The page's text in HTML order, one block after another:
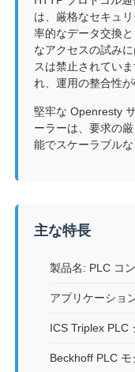
ホーム
製品
企業情報
品質管理
お問い合わせ
は、厳格なセキュ
率的なデータ交換
なアクセスの試み
スは禁止されてい
れ、運用の整合性が
堅牢な Openresty
ーラーは、要求の
能でスケーラブル
主な特長
製品名: PLC コ
アプリケーショ
ICS Triplex PLC
Beckhoff PLC モ